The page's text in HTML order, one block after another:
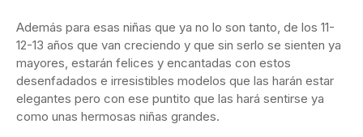
Además para esas niñas que ya no lo son tanto, de los 11-
12-13 años que van creciendo y que sin serlo se sienten ya
mayores, estarán felices y encantadas con estos
desenfadados e irresistibles modelos que las harán estar
elegantes pero con ese puntito que las hará sentirse ya
como unas hermosas niñas grandes.